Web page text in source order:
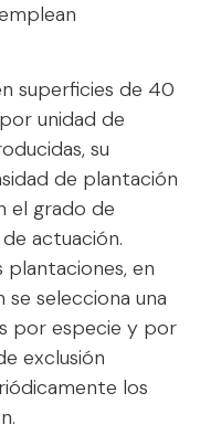
superficies de 40
unidad de
su
de plantación
el grado de
actuación.
plantaciones, en
selecciona una
por especie y por
exclusión
los